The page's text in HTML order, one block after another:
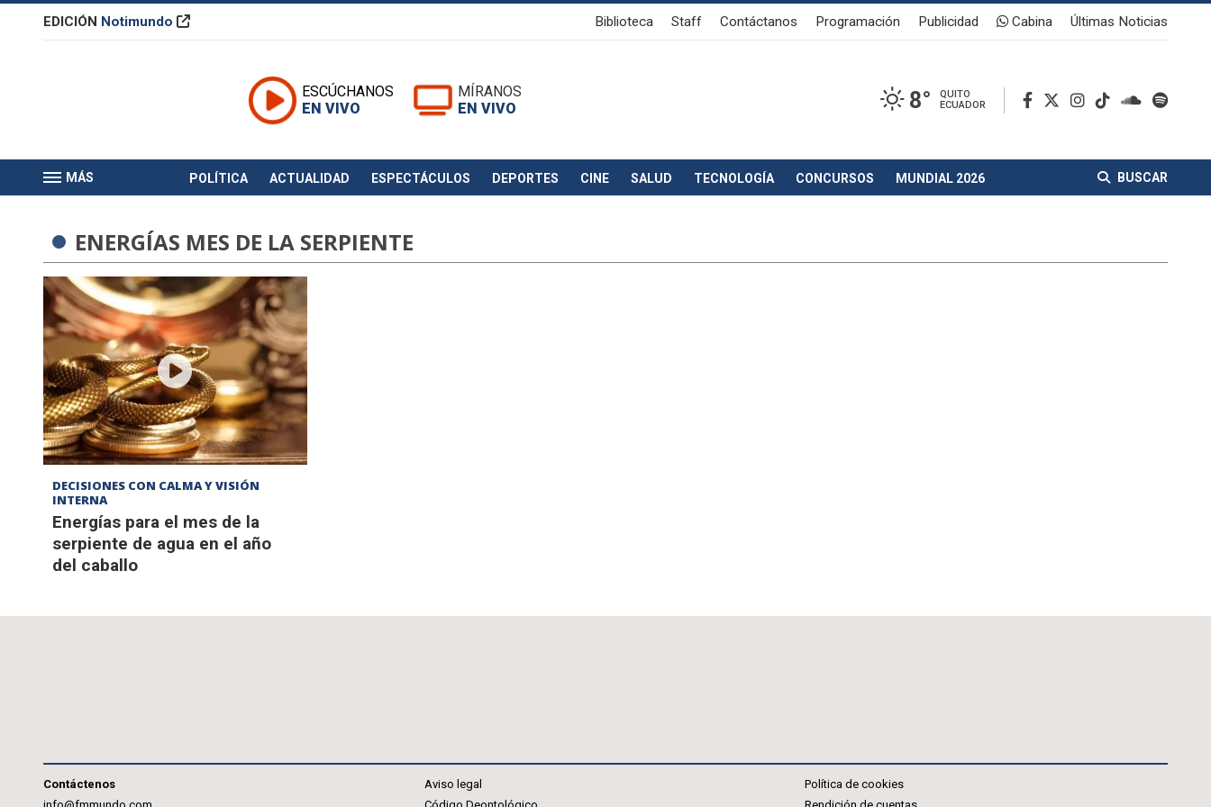
EDICIÓN Notimundo Biblioteca Staff Contáctanos Programación Publicidad Cabina Últimas Noticias
ESCÚCHANOS
EN VIVO
MÍRANOS
EN VIVO
8°
QUITO
ECUADOR
MÁS POLÍTICA ACTUALIDAD ESPECTÁCULOS DEPORTES CINE SALUD TECNOLOGÍA CONCURSOS MUNDIAL 2026 BUSCAR
ENERGÍAS MES DE LA SERPIENTE
DECISIONES CON CALMA Y VISIÓN
INTERNA
Energías para el mes de la
serpiente de agua en el año
del caballo
Contáctenos
Aviso legal
Política de cookies